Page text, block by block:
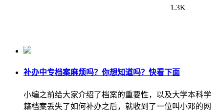
1.3K
补办中专档案麻烦吗？你想知道吗？快看下面
小编之前给大家介绍了档案的重要性，以及大学本科学
籍档案丢失了如何补办之后，就收到了一位叫小邓的网